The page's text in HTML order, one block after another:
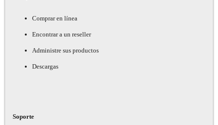
Comprar en línea
Encontrar a un reseller
Administre sus productos
Descargas
Soporte